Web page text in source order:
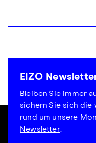
EIZO
Bleiben Sie immer
sichern Sie sich die
rund um unsere
Newsletter.